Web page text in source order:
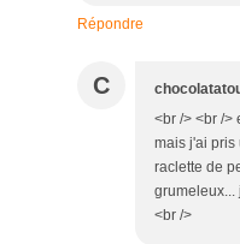
Répondre
C
<br /> <br />
mais j'ai pris
raclette de
grumeleux...
<br />